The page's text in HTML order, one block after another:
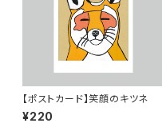
【ポストカード】笑顔のキツネ
¥220